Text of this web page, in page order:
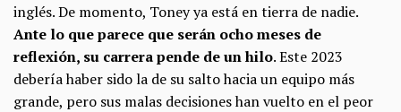
inglés. De momento, Toney ya está en tierra de nadie.
Ante lo que parece que serán ocho meses de
reflexión, su carrera pende de un hilo. Este 2023
debería haber sido la de su salto hacia un equipo más
grande, pero sus malas decisiones han vuelto en el peor